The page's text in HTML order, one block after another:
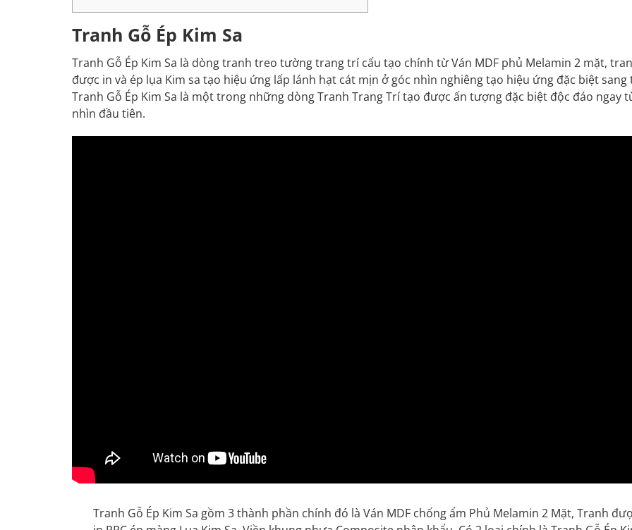
Tranh Gỗ Ép Kim Sa
Tranh Gỗ Ép Kim Sa là dòng tranh treo tường trang trí cấu tạo chính từ Ván MDF phủ Melamin 2 mặt,
được in và ép lụa Kim sa tạo hiệu ứng lấp lánh hạt cát mịn ở góc nhìn nghiêng tạo hiệu ứng đặc biệt sang
Tranh Gỗ Ép Kim Sa là một trong những dòng Tranh Trang Trí tạo được ấn tượng đặc biệt độc đáo ngay
nhìn đầu tiên.
Tranh Gỗ Ép Kim Sa gồm 3 thành phần chính đó là Ván MDF chống ẩm Phủ Melamin 2 Mặt, Tranh